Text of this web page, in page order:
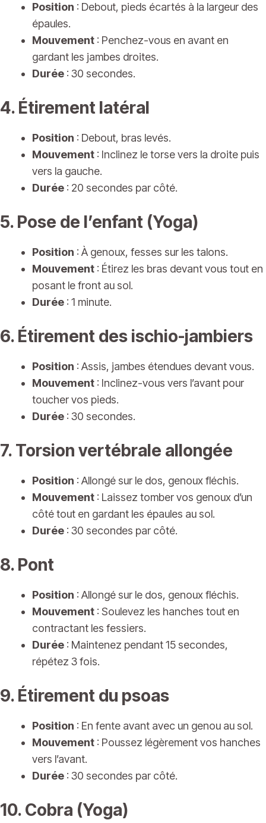
Position : Debout, pieds écartés à la largeur des
épaules.
Mouvement : Penchez-vous en avant en
gardant les jambes droites.
Durée : 30 secondes.
4. Étirement latéral
Position : Debout, bras levés.
Mouvement : Inclinez le torse vers la droite puis
vers la gauche.
Durée : 20 secondes par côté.
5. Pose de l’enfant (Yoga)
Position : À genoux, fesses sur les talons.
Mouvement : Étirez les bras devant vous tout en
posant le front au sol.
Durée : 1 minute.
6. Étirement des ischio-jambiers
Position : Assis, jambes étendues devant vous.
Mouvement : Inclinez-vous vers l’avant pour
toucher vos pieds.
Durée : 30 secondes.
7. Torsion vertébrale allongée
Position : Allongé sur le dos, genoux fléchis.
Mouvement : Laissez tomber vos genoux d’un
côté tout en gardant les épaules au sol.
Durée : 30 secondes par côté.
8. Pont
Position : Allongé sur le dos, genoux fléchis.
Mouvement : Soulevez les hanches tout en
contractant les fessiers.
Durée : Maintenez pendant 15 secondes,
répétez 3 fois.
9. Étirement du psoas
Position : En fente avant avec un genou au sol.
Mouvement : Poussez légèrement vos hanches
vers l’avant.
Durée : 30 secondes par côté.
10. Cobra (Yoga)